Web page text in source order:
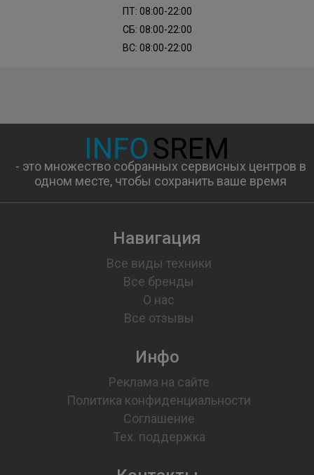
ПТ: 08:00-22:00
СБ: 08:00-22:00
ВС: 08:00-22:00
- это множество собранных сервисных центров в
одном месте, чтобы сохранить ваше время
Навигация
Все виды техники
Все бренды
О нас
Все отзывы
Инфо
Реклама на сайте
Политика конфиденциальности
Соглашение
Тех. поддержка